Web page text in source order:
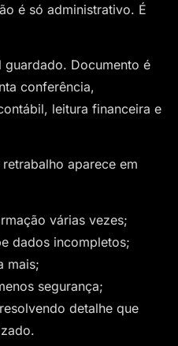
é só administrativo. É
guardado. Documento é
conferência,
leitura financeira e
aparece em
várias vezes;
dados incompletos;
mais;
segurança;
detalhe que